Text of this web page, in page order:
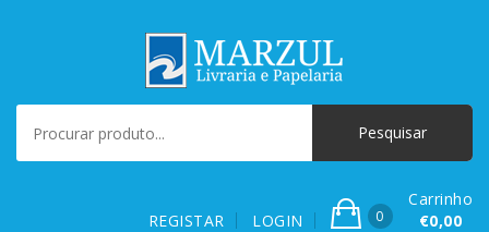
REGISTAR LOGIN 0
Carrinho
€0,00